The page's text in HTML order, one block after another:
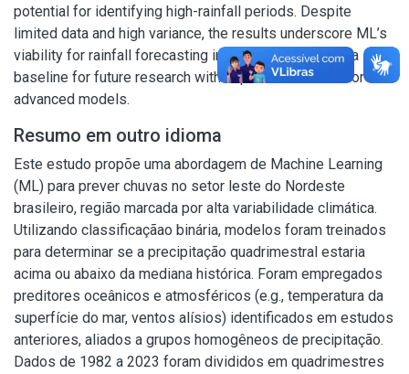
potential for identifying high-rainfall periods. Despite
limited data and high variance, the results underscore ML’s
viability for rainfall forecasting in the region, offering a
baseline for future research with expanded datasets or
advanced models.
Resumo em outro idioma
Este estudo propõe uma abordagem de Machine Learning
(ML) para prever chuvas no setor leste do Nordeste
brasileiro, região marcada por alta variabilidade climática.
Utilizando classificaçãao binária, modelos foram treinados
para determinar se a precipitação quadrimestral estaria
acima ou abaixo da mediana histórica. Foram empregados
preditores oceânicos e atmosféricos (e.g., temperatura da
superfície do mar, ventos alísios) identificados em estudos
anteriores, aliados a grupos homogêneos de precipitação.
Dados de 1982 a 2023 foram divididos em quadrimestres